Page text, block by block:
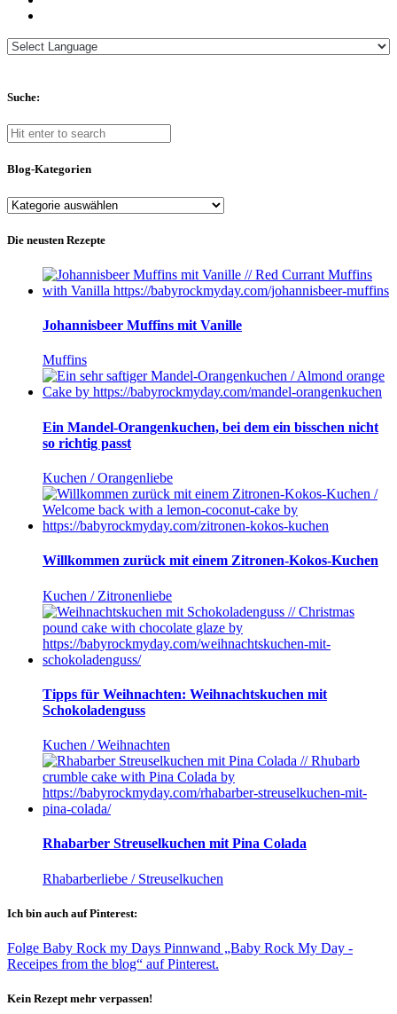
Suche:
Blog-Kategorien
Blog-
Die neusten Rezepte
Johannisbeer Muffins mit Vanille
Muffins
Ein Mandel-Orangenkuchen, bei dem ein bisschen nicht
so richtig passt
Kuchen / Orangenliebe
Willkommen zurück mit einem Zitronen-Kokos-Kuchen
Kuchen / Zitronenliebe
Tipps für Weihnachten: Weihnachtskuchen mit
Schokoladenguss
Kuchen / Weihnachten
Rhabarber Streuselkuchen mit Pina Colada
Rhabarberliebe / Streuselkuchen
Ich bin auch auf Pinterest:
Folge Baby Rock my Days Pinnwand „Baby Rock My Day -
Receipes from the blog“ auf Pinterest.
Kein Rezept mehr verpassen!